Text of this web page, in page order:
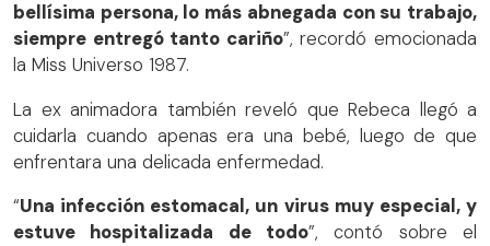
bellísima persona, lo más abnegada con su trabajo,
siempre entregó tanto cariño”, recordó emocionada
la Miss Universo 1987.
La ex animadora también reveló que Rebeca llegó a
cuidarla cuando apenas era una bebé, luego de que
enfrentara una delicada enfermedad.
“Una infección estomacal, un virus muy especial, y
estuve hospitalizada de todo”, contó sobre el